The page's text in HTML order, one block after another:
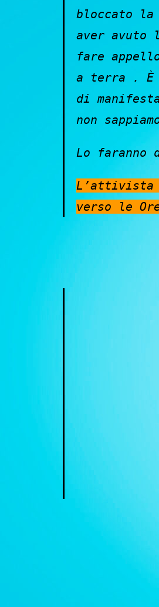
bloccato la
aver avuto
fare
a terra . È
di
non
Lo faranno
L’attivista
verso le